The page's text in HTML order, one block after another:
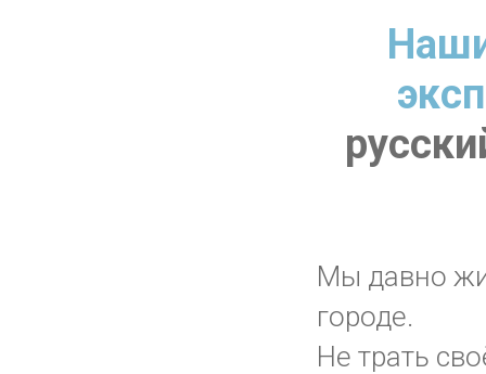
Мы давно
городе.
Не трать